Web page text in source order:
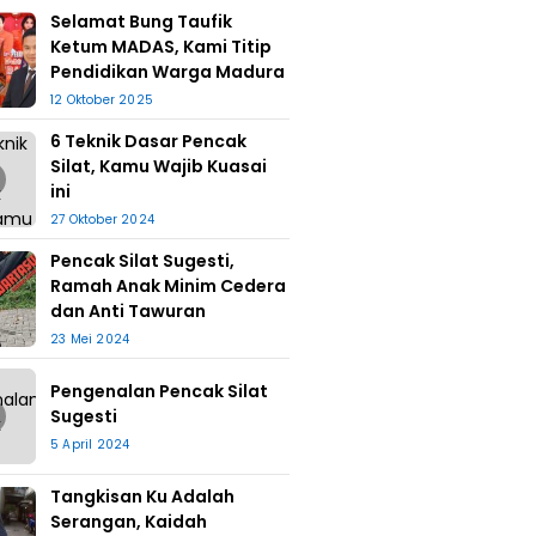
Selamat Bung Taufik
Ketum MADAS, Kami Titip
Pendidikan Warga Madura
12 Oktober 2025
6 Teknik Dasar Pencak
Silat, Kamu Wajib Kuasai
ini
27 Oktober 2024
Pencak Silat Sugesti,
Ramah Anak Minim Cedera
dan Anti Tawuran
23 Mei 2024
Pengenalan Pencak Silat
Sugesti
5 April 2024
Tangkisan Ku Adalah
Serangan, Kaidah